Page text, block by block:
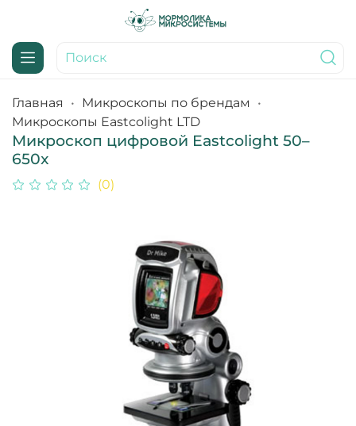
Главная
Микроскопы по брендам
Микроскопы Eastcolight LTD
Микроскоп цифровой Eastcolight 50–
650x
(0)